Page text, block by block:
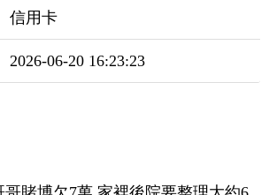
信用卡
2026-06-20 16:23:23